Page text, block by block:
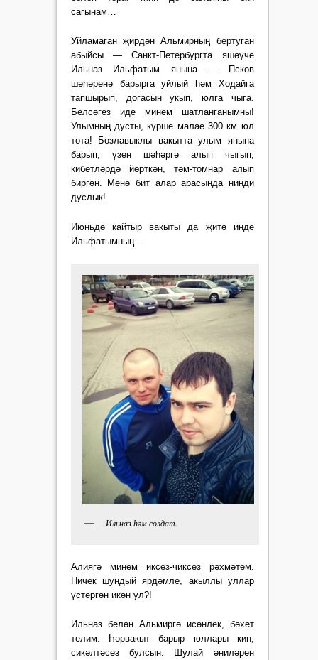
сагынам…
Уйламаган җирдән Альмирның бертуган
абыйсы — Санкт-Петербургта яшәүче
Ильназ Ильфатым янына — Псков
шәһәренә барырга уйлый һәм Ходайга
тапшырып, догасын укып, юлга чыга.
Белсәгез иде минем шатланганымны!
Улымның дусты, күрше малае 300 км юл
тота! Бозлавыклы вакытта улым янына
барып, үзен шәһәргә алып чыгып,
кибетләрдә йөрткән, тәм-томнар алып
биргән. Менә бит алар арасында нинди
дуслык!
Июньдә кайтыр вакыты да җитә инде
Ильфатымның…
Ильназ һәм солдат.
Алиягә минем иксез-чиксез рәхмәтем.
Ничек шундый ярдәмле, акыллы уллар
үстергән икән ул?!
Ильназ белән Альмиргә исәнлек, бәхет
телим. Һәрвакыт барыр юллары киң,
сикәлтәсез булсын. Шулай әниләрен